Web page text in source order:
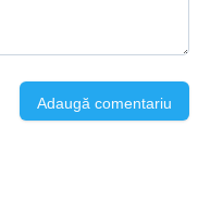
Adaugă comentariu